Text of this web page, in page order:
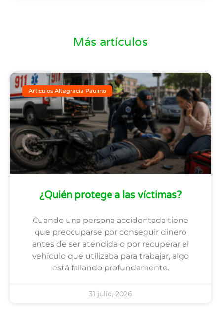
Más artículos
Articulos Altagracia Paulino
¿Quién protege a las víctimas?
Cuando una persona accidentada tiene
que preocuparse por conseguir dinero
antes de ser atendida o por recuperar el
vehículo que utilizaba para trabajar, algo
está fallando profundamente.
31 julio, 2026